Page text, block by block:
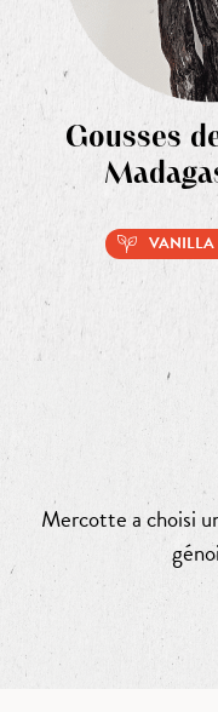
Gousses
Mercotte a choisi